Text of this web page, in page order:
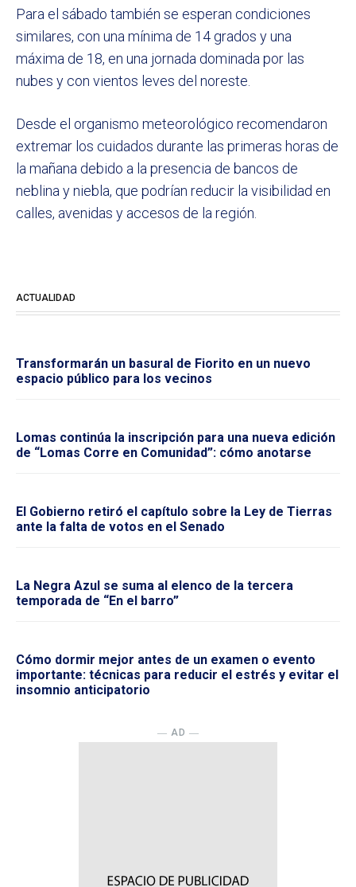
Para el sábado también se esperan condiciones
similares, con una mínima de 14 grados y una
máxima de 18, en una jornada dominada por las
nubes y con vientos leves del noreste.
Desde el organismo meteorológico recomendaron
extremar los cuidados durante las primeras horas de
la mañana debido a la presencia de bancos de
neblina y niebla, que podrían reducir la visibilidad en
calles, avenidas y accesos de la región.
ACTUALIDAD
Transformarán un basural de Fiorito en un nuevo
espacio público para los vecinos
Lomas continúa la inscripción para una nueva edición
de “Lomas Corre en Comunidad”: cómo anotarse
El Gobierno retiró el capítulo sobre la Ley de Tierras
ante la falta de votos en el Senado
La Negra Azul se suma al elenco de la tercera
temporada de “En el barro”
Cómo dormir mejor antes de un examen o evento
importante: técnicas para reducir el estrés y evitar el
insomnio anticipatorio
― AD ―